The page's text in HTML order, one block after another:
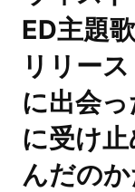
ED主題
リリー
に出会
に受け
んだの